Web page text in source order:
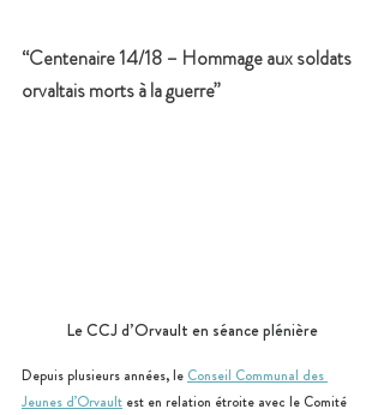
“Centenaire 14/18 – Hommage aux soldats
orvaltais morts à la guerre”
Le CCJ d’Orvault en séance plénière
Depuis plusieurs années, le Conseil Communal des
Jeunes d’Orvault est en relation étroite avec le Comité